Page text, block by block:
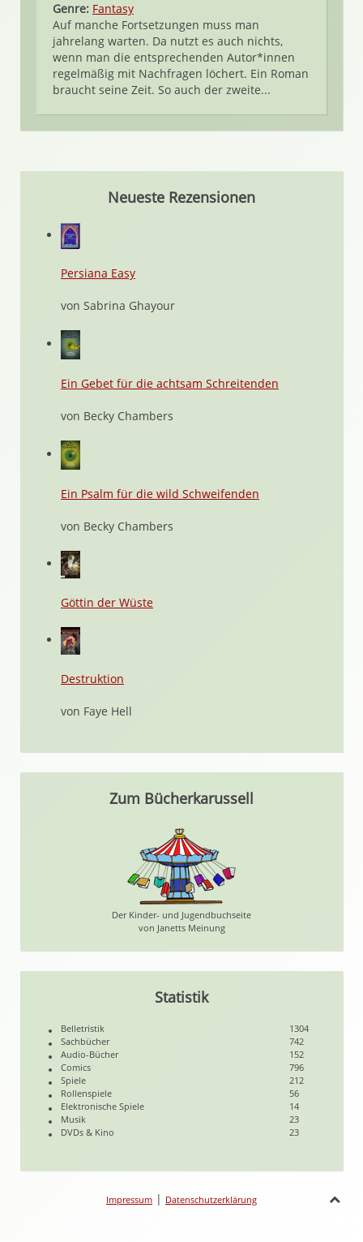
Genre: Fantasy
Auf manche Fortsetzungen muss man
jahrelang warten. Da nutzt es auch nichts,
wenn man die entsprechenden Autor*innen
regelmäßig mit Nachfragen löchert. Ein Roman
braucht seine Zeit. So auch der zweite...
Neueste Rezensionen
Persiana Easy
von Sabrina Ghayour
Ein Gebet für die achtsam Schreitenden
von Becky Chambers
Ein Psalm für die wild Schweifenden
von Becky Chambers
Göttin der Wüste
Destruktion
von Faye Hell
Zum Bücherkarussell
Der Kinder- und Jugendbuchseite
von Janetts Meinung
Statistik
Belletristik
1304
Sachbücher
742
Audio-Bücher
152
Comics
796
Spiele
212
Rollenspiele
56
Elektronische Spiele
14
Musik
23
DVDs & Kino
23
Impressum | Datenschutzerklärung